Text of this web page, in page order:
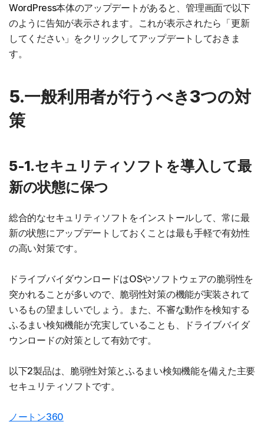
WordPress本体のアップデートがあると、管理画面で以下
のように告知が表示されます。これが表示されたら「更新
してください」をクリックしてアップデートしておきま
す。
5.一般利用者が行うべき3つの対
策
5-1.セキュリティソフトを導入して最
新の状態に保つ
総合的なセキュリティソフトをインストールして、常に最
新の状態にアップデートしておくことは最も手軽で有効性
の高い対策です。
ドライブバイダウンロードはOSやソフトウェアの脆弱性を
突かれることが多いので、脆弱性対策の機能が実装されて
いるもの望ましいでしょう。また、不審な動作を検知する
ふるまい検知機能が充実していることも、ドライブバイダ
ウンロードの対策として有効です。
以下2製品は、脆弱性対策とふるまい検知機能を備えた主要
セキュリティソフトです。
ノートン360